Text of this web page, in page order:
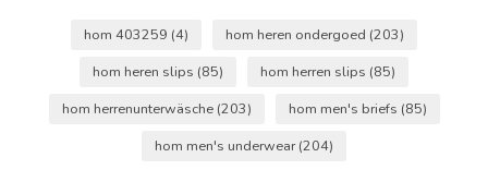
hom 403259 (4) hom heren ondergoed (203)
hom heren slips (85) hom herren slips (85)
hom herrenunterwäsche (203) hom men's briefs (85)
hom men's underwear(204)